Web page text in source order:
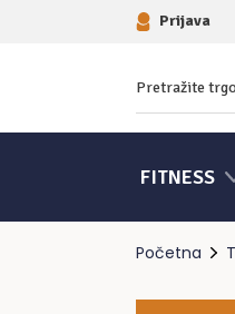
Prijava
FITNESS
Početna